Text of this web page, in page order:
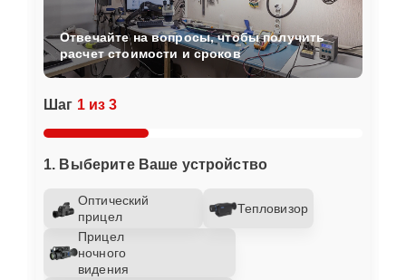
Шаг 1 из 3
1. Выберите Ваше устройство
Оптический
прицел
Тепловизор
Прицел
ночного
видения
Отвечайте на вопросы, чтобы получить
расчет стоимости и сроков